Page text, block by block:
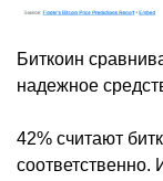
Биткоин
надежное
42% считают
соответственно.